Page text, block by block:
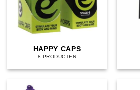
HAPPY CAPS
8 PRODUCTEN